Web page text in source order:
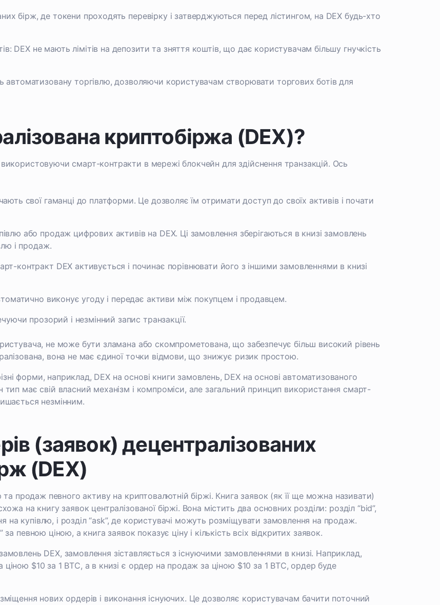
бірж, де токени проходять перевірку і затверджуються перед лістингом, на DEX будь-хто
DEX не мають лімітів на депозити та зняття коштів, що дає користувачам більшу гнучкість
автоматизовану торгівлю, дозволяючи користувачам створювати торгових ботів для
криптобіржа (DEX)?
смарт-контракти в мережі блокчейн для здійснення транзакцій. Ось
свої гаманці до платформи. Це дозволяє їм отримати доступ до своїх активів і почати
або продаж цифрових активів на DEX. Ці замовлення зберігаються в книзі замовлень
і продаж.
контракт DEX активується і починає порівнювати його з іншими замовленнями в книзі
виконує угоду і передає активи між покупцем і продавцем.
прозорий і незмінний запис транзакції.
не може бути зламана або скомпрометована, що забезпечує більш високий рівень
вона не має єдиної точки відмови, що знижує ризик простою.
форми, наприклад, DEX на основі книги замовлень, DEX на основі автоматизованого
тип має свій власний механізм і компроміси, але загальний принцип використання смарт-
незмінним.
(заявок) децентралізованих
(DEX)
та продаж певного активу на криптовалютній біржі. Книга заявок (як її ще можна називати)
на книгу заявок централізованої біржі. Вона містить два основних розділи: розділ “bid”,
купівлю, і розділ “ask”, де користувачі можуть розміщувати замовлення на продаж.
певною ціною, а книга заявок показує ціну і кількість всіх відкритих заявок.
DEX, замовлення зіставляється з існуючими замовленнями в книзі. Наприклад,
$10 за 1 BTC, а в книзі є ордер на продаж за ціною $10 за 1 BTC, ордер буде
нових ордерів і виконання існуючих. Це дозволяє користувачам бачити поточний